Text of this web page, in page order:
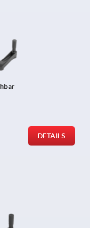
DETAILS